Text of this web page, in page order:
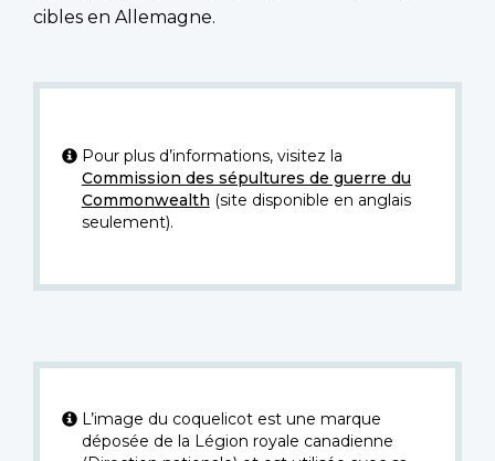
cibles en Allemagne.
Pour plus d’informations, visitez la
Commission des sépultures de guerre du
Commonwealth (site disponible en anglais
seulement).
L’image du coquelicot est une marque
déposée de la Légion royale canadienne